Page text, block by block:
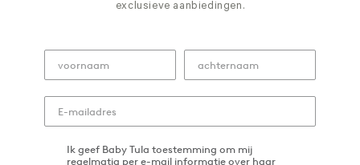
exclusieve aanbiedingen.
Ik geef Baby Tula toestemming om mij
regelmatig per e-mail informatie over haar